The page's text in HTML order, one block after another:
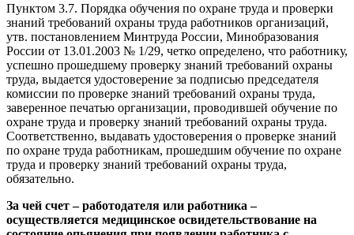
Пунктом 3.7. Порядка обучения по охране труда и проверки
знаний требований охраны труда работников организаций,
утв. постановлением Минтруда России, Минобразования
России от 13.01.2003 № 1/29, четко определено, что работнику,
успешно прошедшему проверку знаний требований охраны
труда, выдается удостоверение за подписью председателя
комиссии по проверке знаний требований охраны труда,
заверенное печатью организации, проводившей обучение по
охране труда и проверку знаний требований охраны труда.
Соответственно, выдавать удостоверения о проверке знаний
по охране труда работникам, прошедшим обучение по охране
труда и проверку знаний требований охраны труда,
обязательно.
За чей счет – работодателя или работника –
осуществляется медицинское освидетельствование на